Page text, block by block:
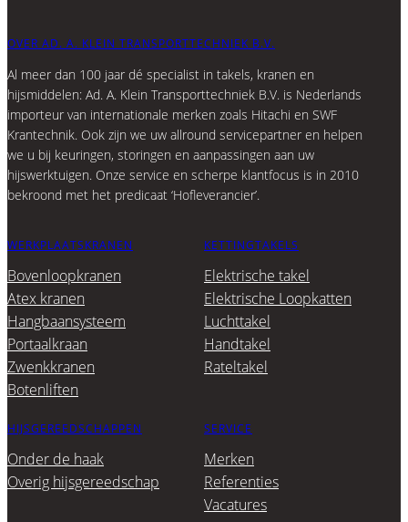
OVER AD. A. KLEIN TRANSPORTTECHNIEK B.V.
Al meer dan 100 jaar dé specialist in takels, kranen en
hijsmiddelen: Ad. A. Klein Transporttechniek B.V. is Nederlands
importeur van internationale merken zoals Hitachi en SWF
Krantechnik. Ook zijn we uw allround servicepartner en helpen
we u bij keuringen, storingen en aanpassingen aan uw
hijswerktuigen. Onze service en scherpe klantfocus is in 2010
bekroond met het predicaat ‘Hofleverancier’.
WERKPLAATSKRANEN
Bovenloopkranen
Atex kranen
Hangbaansysteem
Portaalkraan
Zwenkkranen
Botenliften
KETTINGTAKELS
Elektrische takel
Elektrische Loopkatten
Luchttakel
Handtakel
Rateltakel
HIJSGEREEDSCHAPPEN
Onder de haak
Overig hijsgereedschap
SERVICE
Merken
Referenties
Vacatures